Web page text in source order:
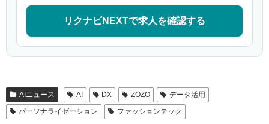
リクナビNEXTで求人を確認する
AIニュース AI DX ZOZO
データ活用
パーソナライゼーション
ファッションテック